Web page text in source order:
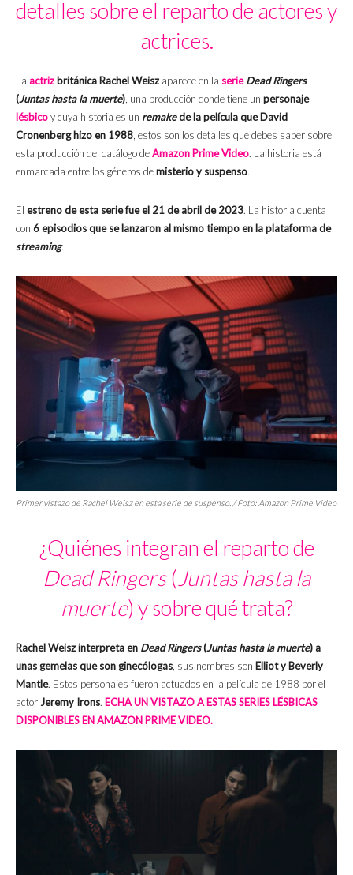
detalles sobre el reparto de actores y
actrices.
La actriz británica Rachel Weisz aparece en la serie Dead Ringers
(Juntas hasta la muerte), una producción donde tiene un personaje
lésbicoy cuya historia es un remakede la película que David
Cronenberg hizo en 1988, estos son los detalles que debes saber sobre
esta producción del catálogo deAmazon Prime Video. La historia está
enmarcada entre los géneros demisterio y suspenso.
El estreno de esta serie fue el 21 de abril de 2023. La historia cuenta
con 6 episodios que se lanzaron al mismo tiempo en la plataforma de
streaming.
Primer vistazo de Rachel Weisz en esta serie de suspenso. / Foto: Amazon Prime Video
¿Quiénes integran el reparto de
Dead Ringers(Juntas hasta la
muerte) y sobre qué trata?
Rachel Weisz interpreta en Dead Ringers(Juntas hasta la muerte) a
unas gemelas que son ginecólogas, sus nombres son Elliot y Beverly
Mantle. Estos personajes fueron actuados en la película de 1988 por el
actorJeremy Irons. ECHA UN VISTAZO A ESTAS SERIES LÉSBICAS
DISPONIBLES EN AMAZON PRIME VIDEO.